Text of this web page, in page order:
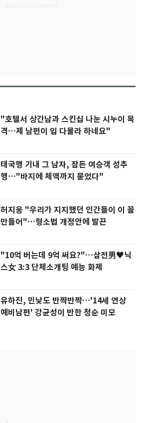
"호텔서 상간남과 스킨십 나눈 시누이 목
격…제 남편이 입 다물라 하네요"
태국행 기내 그 남자, 잠든 여승객 성추
행…"바지에 체액까지 묻었다"
허지웅 "우리가 지지했던 인간들이 이 꼴
만들어"…형소법 개정안에 발끈
"10억 버는데 9억 써요?"…삼전男♥닉
스女 3:3 단체소개팅 예능 화제
유하진, 민낯도 반짝반짝…'14세 연상
예비남편' 강균성이 반한 청순 미모